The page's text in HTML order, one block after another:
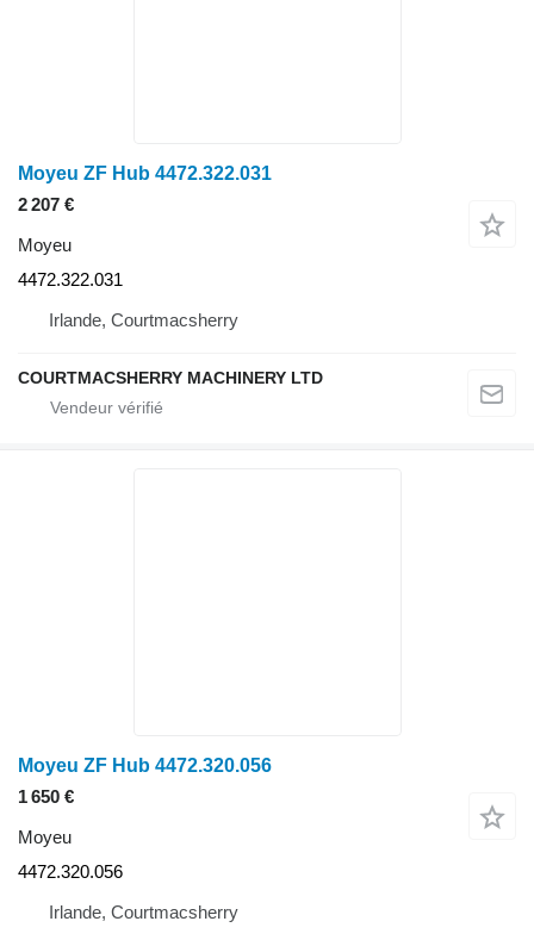
Moyeu ZF Hub 4472.322.031
2 207 €
Moyeu
4472.322.031
Irlande, Courtmacsherry
COURTMACSHERRY MACHINERY LTD
Moyeu ZF Hub 4472.320.056
1 650 €
Moyeu
4472.320.056
Irlande, Courtmacsherry